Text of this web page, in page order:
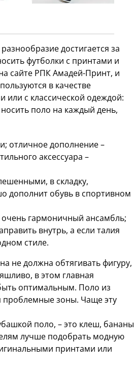
достигается за
футболки с принтами и
сайте РПК Амадей-Принт, и
в качестве
или с классической одеждой:
поло на каждый день,
отличное дополнение –
аксессуара –
в складку,
дополнит обувь в спортивном
гармоничный ансамбль;
внутрь, а если талия
стиле.
не должна обтягивать фигуру,
в этом главная
оптимальным. Поло из
проблемные зоны. Чаще эту
поло, – это клеш, бананы
лучше подобрать модную
принтами или